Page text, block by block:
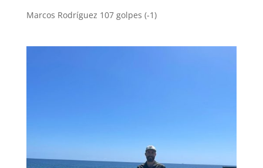
Marcos Rodríguez 107 golpes (-1)